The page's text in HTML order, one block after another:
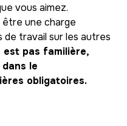
vous aimez.
être une charge
de travail sur les autres
est pas familière,
le
obligatoires.